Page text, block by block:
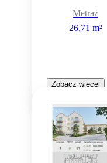
Metraż
26,71 m²
Zobacz więcej